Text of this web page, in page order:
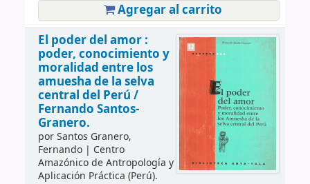
Agregar al carrito
El poder del amor :
poder, conocimiento y
moralidad entre los
amuesha de la selva
central del Perú /
Fernando Santos-
Granero.
porSantos Granero,
Fernando| Centro
Amazónico de Antropología y
Aplicación Práctica (Perú).